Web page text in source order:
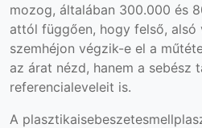
mozog, általában 300.000 és
attól függően, hogy felső, alsó
szemhéjon végzik-e el a
az árat nézd, hanem a sebész
referencialeveleit is.
A